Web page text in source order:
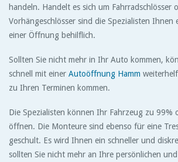
handeln. Handelt es sich um Fahrradschlösser
Vorhängeschlösser sind die Spezialisten Ihnen
einer Öffnung behilflich.
Sollten Sie nicht mehr in Ihr Auto kommen,
schnell mit einer Autoöffnung Hamm
zu Ihren Terminen kommen.
Die Spezialisten können Ihr Fahrzeug zu 99%
öffnen. Die Monteure sind ebenso für eine
geschult. Es wird Ihnen ein schneller und
sollten Sie nicht mehr an Ihre persönlichen